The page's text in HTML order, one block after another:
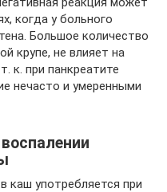
когда у больного
Большое количество
крупе, не влияет на
к. при панкреатите
нечасто и умеренными
каш употребляется при